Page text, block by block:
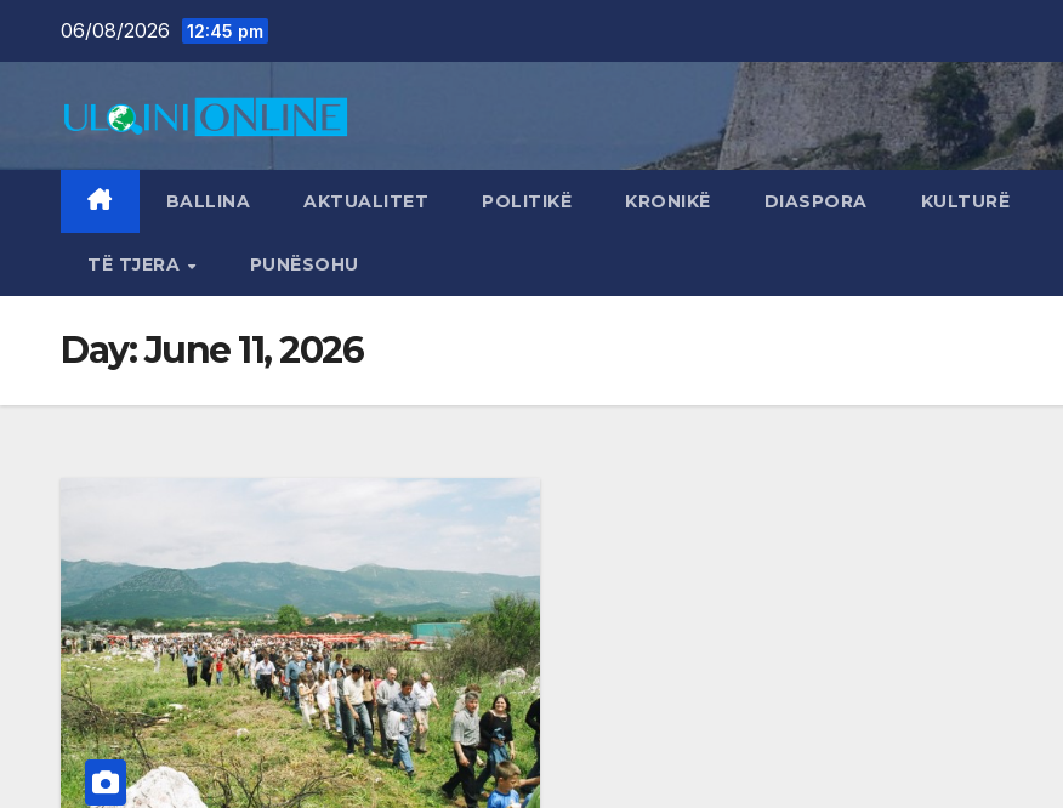
06/08/2026 12:45 pm
BALLINA AKTUALITET POLITIKË KRONIKË DIASPORA KULTURË
TË TJERA PUNËSOHU
Day:June 11, 2026